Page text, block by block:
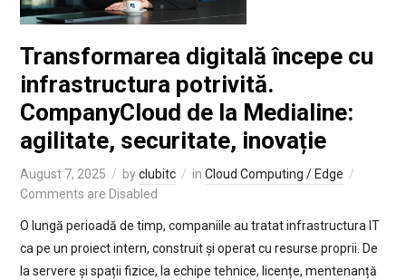
Transformarea digitală începe cu
infrastructura potrivită.
CompanyCloud de la Medialine:
agilitate, securitate, inovație
August 7, 2025 byclubitc in Cloud Computing / Edge
Comments are Disabled
O lungă perioadă de timp, companiile au tratat infrastructura IT
ca pe un proiect intern, construit și operat cu resurse proprii. De
la servere și spații fizice, la echipe tehnice, licențe, mentenanță